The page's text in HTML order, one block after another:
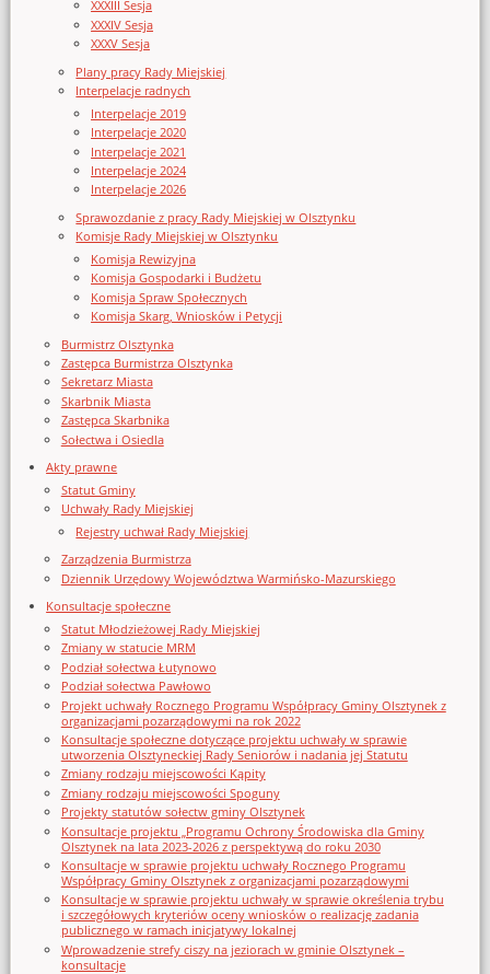
XXXIII Sesja
XXXIV Sesja
XXXV Sesja
Plany pracy Rady Miejskiej
Interpelacje radnych
Interpelacje 2019
Interpelacje 2020
Interpelacje 2021
Interpelacje 2024
Interpelacje 2026
Sprawozdanie z pracy Rady Miejskiej w Olsztynku
Komisje Rady Miejskiej w Olsztynku
Komisja Rewizyjna
Komisja Gospodarki i Budżetu
Komisja Spraw Społecznych
Komisja Skarg, Wniosków i Petycji
Burmistrz Olsztynka
Zastępca Burmistrza Olsztynka
Sekretarz Miasta
Skarbnik Miasta
Zastępca Skarbnika
Sołectwa i Osiedla
Akty prawne
Statut Gminy
Uchwały Rady Miejskiej
Rejestry uchwał Rady Miejskiej
Zarządzenia Burmistrza
Dziennik Urzędowy Województwa Warmińsko-Mazurskiego
Konsultacje społeczne
Statut Młodzieżowej Rady Miejskiej
Zmiany w statucie MRM
Podział sołectwa Łutynowo
Podział sołectwa Pawłowo
Projekt uchwały Rocznego Programu Współpracy Gminy Olsztynek z
organizacjami pozarządowymi na rok 2022
Konsultacje społeczne dotyczące projektu uchwały w sprawie
utworzenia Olsztyneckiej Rady Seniorów i nadania jej Statutu
Zmiany rodzaju miejscowości Kąpity
Zmiany rodzaju miejscowości Spoguny
Projekty statutów sołectw gminy Olsztynek
Konsultacje projektu „Programu Ochrony Środowiska dla Gminy
Olsztynek na lata 2023-2026 z perspektywą do roku 2030
Konsultacje w sprawie projektu uchwały Rocznego Programu
Współpracy Gminy Olsztynek z organizacjami pozarządowymi
Konsultacje w sprawie projektu uchwały w sprawie określenia trybu
i szczegółowych kryteriów oceny wniosków o realizację zadania
publicznego w ramach inicjatywy lokalnej
Wprowadzenie strefy ciszy na jeziorach w gminie Olsztynek –
konsultacje